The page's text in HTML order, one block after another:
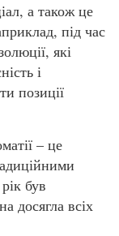
а також це
під час
які
і
позиції
– це
був
досягла всіх